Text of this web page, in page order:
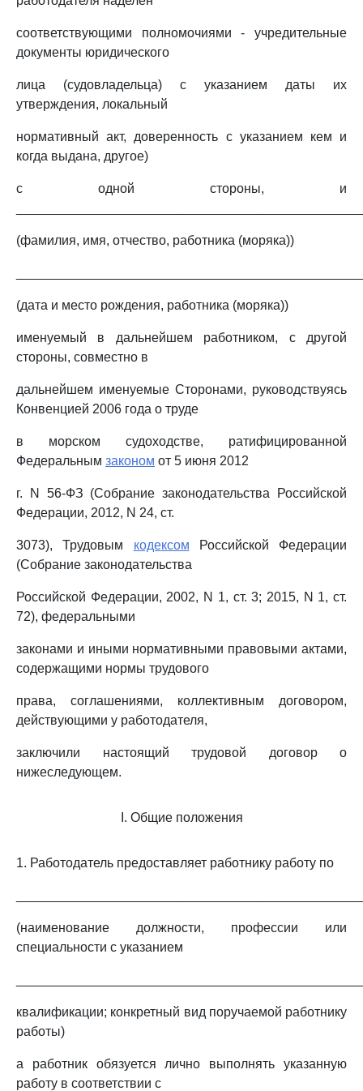
соответствующими полномочиями - учредительные
документы юридического
лица (судовладельца) с указанием даты их
утверждения, локальный
нормативный акт, доверенность с указанием кем и
когда выдана, другое)
с одной стороны, и
(фамилия, имя, отчество, работника (моряка))
(дата и место рождения, работника (моряка))
именуемый в дальнейшем работником, с другой
стороны, совместно в
дальнейшем именуемые Сторонами, руководствуясь
Конвенцией 2006 года о труде
в морском судоходстве, ратифицированной
Федеральным законом от 5 июня 2012
г. N 56-ФЗ (Собрание законодательства Российской
Федерации, 2012, N 24, ст.
3073), Трудовым кодексом Российской Федерации
(Собрание законодательства
Российской Федерации, 2002, N 1, ст. 3; 2015, N 1, ст.
72), федеральными
законами и иными нормативными правовыми актами,
содержащими нормы трудового
права, соглашениями, коллективным договором,
действующими у работодателя,
заключили настоящий трудовой договор о
нижеследующем.
I. Общие положения
1. Работодатель предоставляет работнику работу по
(наименование должности, профессии или
специальности с указанием
квалификации; конкретный вид поручаемой работнику
работы)
а работник обязуется лично выполнять указанную
работу в соответствии с